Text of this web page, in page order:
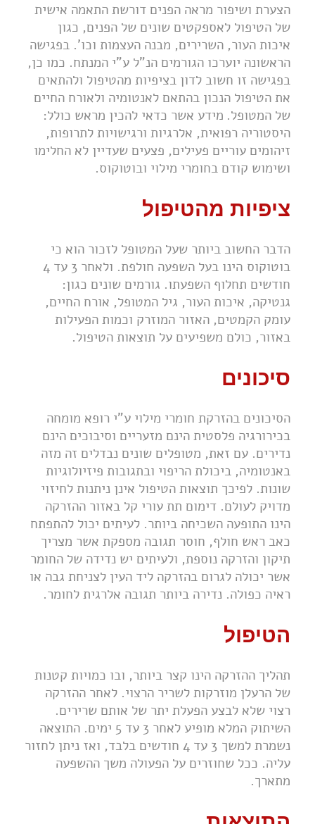
הצערת ושיפור מראה הפנים דורשת התאמה אישית
של הטיפול לאספקטים שונים של הפנים, כגון
איכות העור, השרירים, מבנה העצמות וכו'. בפגישה
הראשונה יוערכו הגורמים הנ"ל ע"י המנתח. כמו כן,
בפגישה זו חשוב לדון בציפיות מהטיפול ולהתאים
את הטיפול הנכון בהתאם לאנטומיה ולאורח החיים
של המטופל. מידע אשר כדאי להכין מראש כולל:
היסטוריה רפואית, אלרגיות ורגישויות לתרופות,
זיהומים עוריים פעילים, פצעים שעדיין לא החלימו
ושימוש קודם בחומרי מילוי ובוטוקוס.
ציפיות מהטיפול
הדבר החשוב ביותר שעל המטופל לזכור הוא כי
בוטוקוס הינו בעל השפעה חולפת. ולאחר 3 עד 4
חודשים תחלוף השפעתו. גורמים שונים כגון:
גנטיקה, איכות העור, גיל המטופל, אורח החיים,
עומק הקמטים, האזור המוזרק וכמות הפעילות
באזור, כולם משפיעים על תוצאות הטיפול.
סיכונים
הסיכונים בהזרקת חומרי מילוי ע"י רופא מומחה
בכירורגיה פלסטית הינם מזעריים וסיבוכים הינם
נדירים. עם זאת, מטופלים שונים נבדלים זה מזה
באנטומיה, ביכולת הריפוי ובתגובות פיזיולוגיות
שונות. לפיכך תוצאות הטיפול אינן ניתנות לחיזוי
מדויק לעולם. דימום תת עורי קל באזור ההזרקה
הינו התופעה השכיחה ביותר. לעיתים יכול להתפתח
כאב ראש חולף, חוסר תגובה מספקת אשר מצריך
תיקון והזרקה נוספת, ולעיתים יש נדידה של החומר
אשר יכולה לגרום בהזרקה ליד העין לצניחת גבה או
ראיה כפולה. נדירה ביותר תגובה אלרגית לחומר.
הטיפול
תהליך ההזרקה הינו קצר ביותר, ובו כמויות קטנות
של הרעלן מוזרקות לשריר הרצוי. לאחר ההזרקה
רצוי שלא לבצע הפעלת יתר של אותם שרירים.
השיתוק המלא מופיע לאחר 3 עד 5 ימים.
התוצאה
נשמרת למשך 3 עד 4 חודשים בלבד, ואז ניתן לחזור
עליה. ככל שחוזרים על הפעולה משך ההשפעה
מתארך.